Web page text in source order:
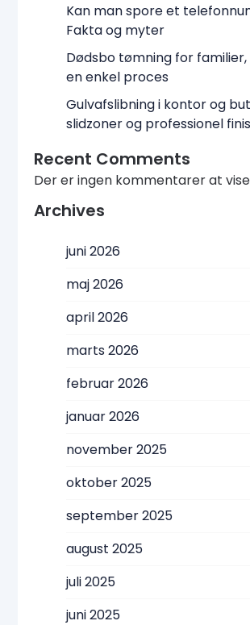
Kan man spore et
Fakta og myter
Dødsbo tømning for
en enkel proces
Gulvafslibning i kontor og
slidzoner og professionel
Recent Comments
Der er ingen kommentarer at
Archives
juni 2026
maj 2026
april 2026
marts 2026
februar 2026
januar 2026
november 2025
oktober 2025
september 2025
august 2025
juli 2025
juni 2025